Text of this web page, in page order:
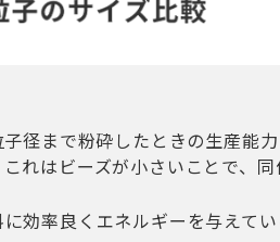
径まで粉砕したときの生産能
れはビーズが小さいことで、同
効率良くエネルギーを与えて